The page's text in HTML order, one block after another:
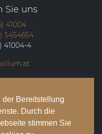
Bereitstellung
Durch die
stimmen Sie
Sie uns
41004
5454654
41004-4